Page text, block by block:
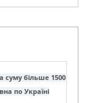
суму більше 1500
по Україні